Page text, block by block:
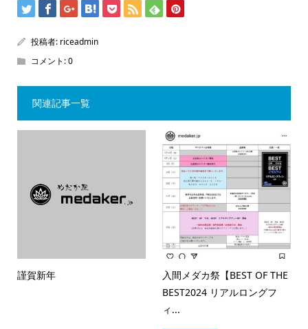
投稿者: riceadmin
コメント:0
関連記事一覧
謹賀新年
入間メダカ祭【BEST OF THE
BEST2024 リアルロングフ
ィ...